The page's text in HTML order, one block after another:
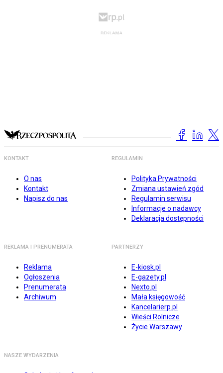
KONTAKT
O nas
Kontakt
Napisz do nas
REGULAMIN
Polityka Prywatności
Zmiana ustawień zgód
Regulamin serwisu
Informacje o nadawcy
Deklaracja dostępności
REKLAMA I PRENUMERATA
Reklama
Ogłoszenia
Prenumerata
Archiwum
PARTNERZY
E-kiosk.pl
E-gazety.pl
Nexto.pl
Mała księgowość
Kancelarierp.pl
Wieści Rolnicze
Życie Warszawy
NASZE WYDARZENIA